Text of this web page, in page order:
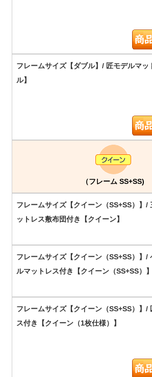
（フレーム SS+SS)